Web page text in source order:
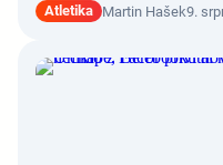
Atletika Martin Hašek9.